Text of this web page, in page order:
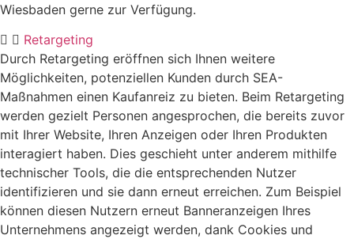
Wiesbaden gerne zur Verfügung.
Retargeting
Durch Retargeting eröffnen sich Ihnen weitere
Möglichkeiten, potenziellen Kunden durch SEA-
Maßnahmen einen Kaufanreiz zu bieten. Beim Retargeting
werden gezielt Personen angesprochen, die bereits zuvor
mit Ihrer Website, Ihren Anzeigen oder Ihren Produkten
interagiert haben. Dies geschieht unter anderem mithilfe
technischer Tools, die die entsprechenden Nutzer
identifizieren und sie dann erneut erreichen. Zum Beispiel
können diesen Nutzern erneut Banneranzeigen Ihres
Unternehmens angezeigt werden, dank Cookies und